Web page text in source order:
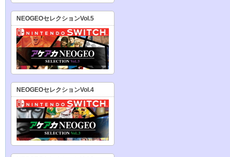
NEOGEOセレクションVol.5
NEOGEOセレクションVol.4